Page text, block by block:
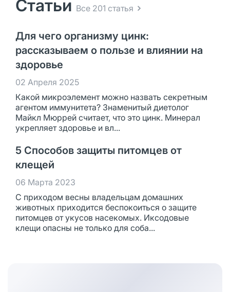
Статьи Все 201 статья
Для чего организму цинк:
рассказываем о пользе и влиянии на
здоровье
02 Апреля 2025
Какой микроэлемент можно назвать секретным
агентом иммунитета? Знаменитый диетолог
Майкл Мюррей считает, что это цинк. Минерал
укрепляет здоровье и вл...
5 Способов защиты питомцев от
клещей
06 Марта 2023
С приходом весны владельцам домашних
животных приходится беспокоиться о защите
питомцев от укусов насекомых. Иксодовые
клещи опасны не только для соба...